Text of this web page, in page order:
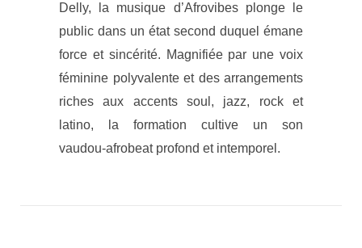
Delly, la musique d’Afrovibes plonge le
public dans un état second duquel émane
force et sincérité. Magnifiée par une voix
féminine polyvalente et des arrangements
riches aux accents soul, jazz, rock et
latino, la formation cultive un son
vaudou‑afrobeat profond et intemporel.